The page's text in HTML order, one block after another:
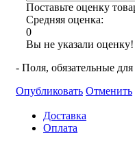
Поставьте оценку
Средняя оценка:
0
Вы не указали оценку!
- Поля, обязательные
Опубликовать Отменить
Доставка
Оплата